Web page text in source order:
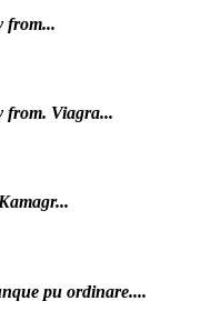
from...
from. Viagra...
pu ordinare....